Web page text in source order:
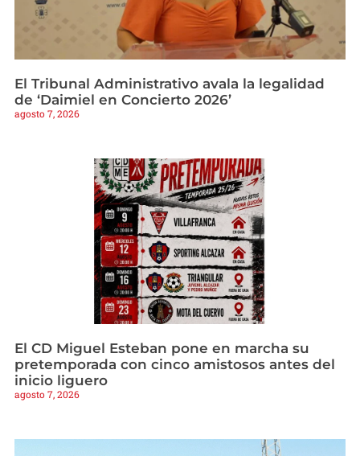
El Tribunal Administrativo avala la legalidad
de ‘Daimiel en Concierto 2026’
agosto 7, 2026
El CD Miguel Esteban pone en marcha su
pretemporada con cinco amistosos antes del
inicio liguero
agosto 7, 2026